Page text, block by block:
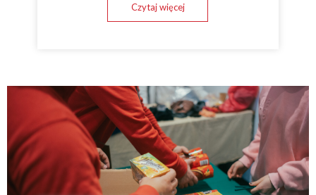
Czytaj więcej